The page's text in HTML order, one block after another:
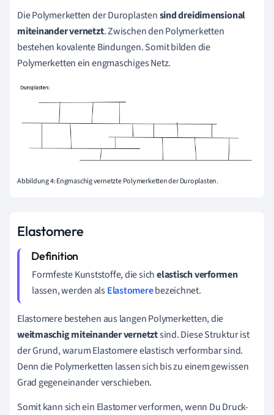
Die Polymerketten der Duroplastensind dreidimensional
miteinander vernetzt. Zwischen den Polymerketten
bestehen kovalente Bindungen. Somit bilden die
Polymerketten ein engmaschiges Netz.
Abbildung 4: Engmaschig vernetzte Polymerketten der Duroplasten.
Elastomere
Formfeste Kunststoffe, die sichelastisch verformen
lassen, werden alsElastomerebezeichnet.
Elastomere bestehen aus langen Polymerketten, die
weitmaschig miteinander vernetztsind. Diese Struktur ist
der Grund, warum Elastomere elastisch verformbar sind.
Denn die Polymerketten lassen sich bis zu einem gewissen
Grad gegeneinander verschieben.
Somit kann sich ein Elastomer verformen, wenn Du Druck-